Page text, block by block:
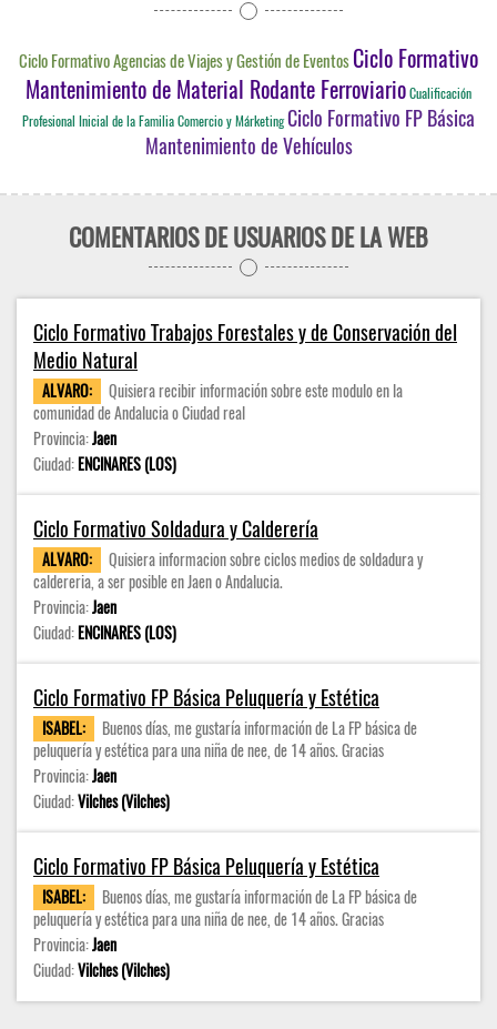
Ciclo Formativo Agencias de Viajes y Gestión de EventosCiclo Formativo
Mantenimiento de Material Rodante FerroviarioCualificación
Profesional Inicial de la Familia Comercio y MárketingCiclo Formativo FP Básica
Mantenimiento de Vehículos
COMENTARIOS DE USUARIOS DE LA WEB
Ciclo Formativo Trabajos Forestales y de Conservación del
Medio Natural
ALVARO:
Quisiera recibir información sobre este modulo en la
comunidad de Andalucia o Ciudad real
Provincia:Jaen
Ciudad:ENCINARES (LOS)
Ciclo Formativo Soldadura y Calderería
ALVARO:
Quisiera informacion sobre ciclos medios de soldadura y
caldereria, a ser posible en Jaen o Andalucia.
Provincia:Jaen
Ciudad:ENCINARES (LOS)
Ciclo Formativo FP Básica Peluquería y Estética
ISABEL:
Buenos días, me gustaría información de La FP básica de
peluquería y estética para una niña de nee, de 14 años. Gracias
Provincia:Jaen
Ciudad:Vilches (Vilches)
Ciclo Formativo FP Básica Peluquería y Estética
ISABEL:
Buenos días, me gustaría información de La FP básica de
peluquería y estética para una niña de nee, de 14 años. Gracias
Provincia:Jaen
Ciudad:Vilches (Vilches)